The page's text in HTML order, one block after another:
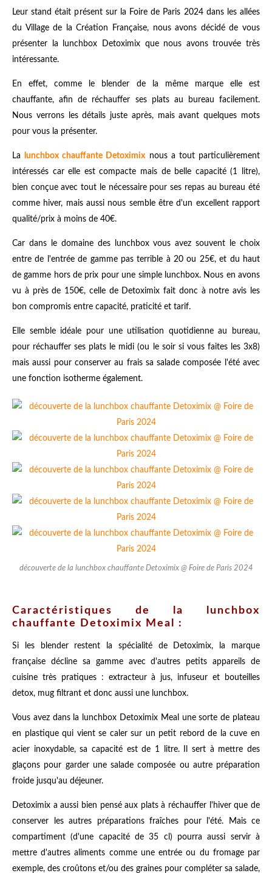
Leur stand était présent sur la Foire de Paris 2024 dans les allées
du Village de la Création Française, nous avons décidé de vous
présenter la
lunchbox Detoximixque nous avons trouvée très
intéressante.
En effet, comme le blender de la même marque elle est
chauffante, afin de réchauffer ses plats au bureau facilement.
Nous verrons les détails juste après, mais avant quelques mots
pour vous la présenter.
La lunchbox chauffante Detoximix nous a tout particulièrement
intéressés car elle est compacte mais de belle capacité (1 litre),
bien conçue avec tout le nécessaire pour ses repas au bureau été
comme hiver, mais aussi nous semble être d'un excellent rapport
qualité/prix à moins de 40€.
Car dans le domaine des lunchbox vous avez souvent le choix
entre de l'entrée de gamme pas terrible à 20 ou 25€, et du haut
de gamme hors de prix pour une simple lunchbox. Nous en avons
vu à près de 150€, celle de Detoximix fait donc à notre avis les
bon compromis entre capacité, praticité et tarif.
Elle semble idéale pour une utilisation quotidienne au bureau,
pour réchauffer ses plats le midi (ou le soir si vous faites les 3x8)
mais aussi pour conserver au frais sa salade composée l'été avec
une fonction isotherme également.
découverte de la lunchbox chauffante Detoximix @ Foire de Paris 2024
Caractéristiques de la lunchbox
chauffante Detoximix Meal :
Si les blender restent la spécialité de Detoximix, la marque
française décline sa gamme avec d'autres petits appareils de
cuisine très pratiques : extracteur à jus, infuseur et bouteilles
detox, mug filtrant et donc aussi une lunchbox.
Vous avez dans la lunchbox Detoximix Meal une sorte de plateau
en plastique qui vient se caler sur un petit rebord de la cuve en
acier inoxydable, sa capacité est de 1 litre. Il sert à mettre des
glaçons pour garder une salade composée ou autre préparation
froide jusqu'au déjeuner.
Detoximix a aussi bien pensé aux plats à réchauffer l'hiver que de
conserver les autres préparations fraîches pour l'été. Mais ce
compartiment (d'une capacité de 35 cl) pourra aussi servir à
mettre d'autres aliments comme une entrée ou du fromage par
exemple, des croûtons et/ou des graines pour compléter sa salade,